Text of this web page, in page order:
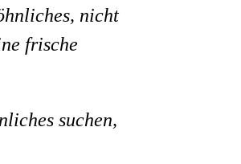
nicht
frische
suchen,